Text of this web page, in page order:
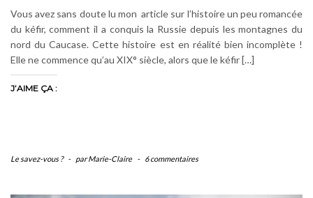
Vous avez sans doute lu mon article sur l’histoire un peu romancée
du kéfir, comment il a conquis la Russie depuis les montagnes du
nord du Caucase. Cette histoire est en réalité bien incomplète !
Elle ne commence qu’au XIX° siècle, alors que le kéfir […]
J’AIME ÇA :
Le savez-vous ? - par Marie-Claire - 6 commentaires